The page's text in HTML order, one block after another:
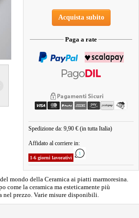
Acquista subito
Paga a rate
Spedizione da: 9,90 € (in tutta Italia)
Affidato al corriere in:
1-6 giorni lavorativi
mondo della Ceramica ai piatti marmoresina.
come la ceramica ma esteticamente più
nel prezzo. Varie misure disponibili.